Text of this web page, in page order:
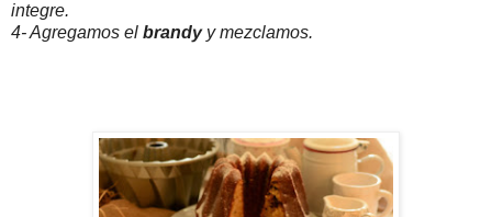
integre.
4- Agregamos el brandyy mezclamos.